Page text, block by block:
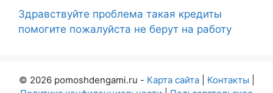
Здравствуйте проблема такая кредиты
помогите пожалуйста не берут на работу
© 2026 pomoshdengami.ru - Карта сайта| Контакты